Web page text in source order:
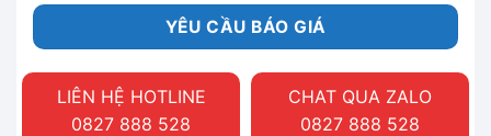
YÊU CẦU BÁO GIÁ
LIÊN HỆ HOTLINE
0827 888 528
CHAT QUA ZALO
0827 888 528